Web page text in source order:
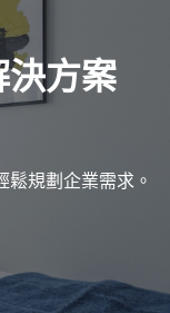
決方案
規劃企業需求。